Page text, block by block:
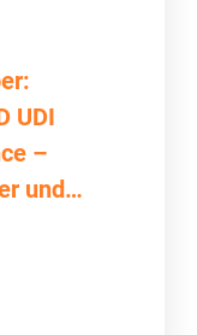
UDI
–
und